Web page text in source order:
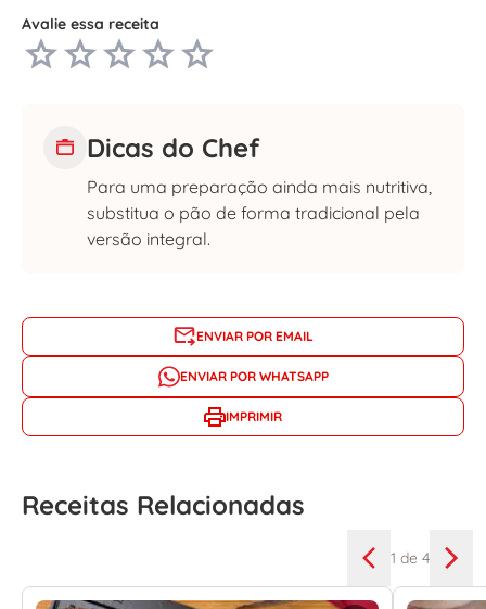
Avalie essa receita
Dicas do Chef
Para uma preparação ainda mais nutritiva,
substitua o pão de forma tradicional pela
versão integral.
ENVIAR POR EMAIL
ENVIAR POR WHATSAPP
IMPRIMIR
Receitas Relacionadas
1 de 4